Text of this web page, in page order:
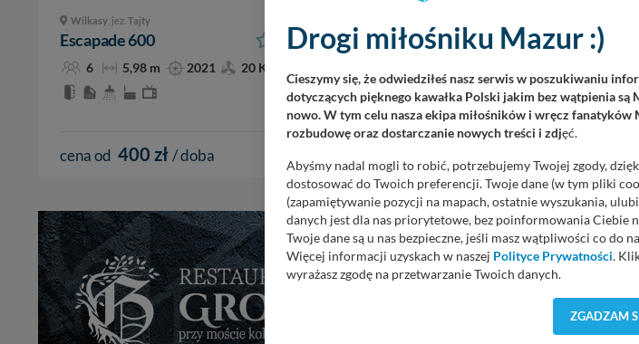
Wilkasy , jez. Tajty
Escapade 600
6 5,98 m 2021 20 KM
cena od 400 zł/ doba
Escapade 600
Drogi miłośniku Mazur :)
Cieszymy się, że odwiedziłeś nasz serwis w poszukiwaniu
dotyczących pięknego kawałka Polski jakim bez wątpienia są
nowo. W tym celu nasza ekipa miłośników i wręcz
rozbudowę oraz dostarczanie nowych treści i zdjęć.
Abyśmy nadal mogli to robić, potrzebujemy Twojej zgody,
dostosować do Twoich preferencji. Twoje dane (w tym pliki
(zapamiętywanie pozycji na mapach, ostatnie wyszukania,
danych jest dla nas priorytetowe, bez poinformowania Ciebie
Twoje dane są u nas bezpieczne, jeśli masz wątpliwości co do
Więcej informacji uzyskach w naszej Polityce Prywatności.
wyrażasz zgodę na przetwarzanie Twoich danych.
Wyjątkiem jest sytuacja, gdy przekazanie Twoich danych jest
ZGADZAM